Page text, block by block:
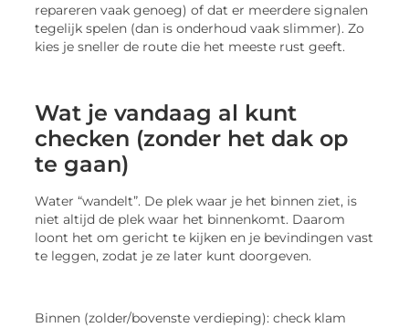
repareren vaak genoeg) of dat er meerdere signalen
tegelijk spelen (dan is onderhoud vaak slimmer). Zo
kies je sneller de route die het meeste rust geeft.
Wat je vandaag al kunt
checken (zonder het dak op
te gaan)
Water “wandelt”. De plek waar je het binnen ziet, is
niet altijd de plek waar het binnenkomt. Daarom
loont het om gericht te kijken en je bevindingen vast
te leggen, zodat je ze later kunt doorgeven.
Binnen (zolder/bovenste verdieping): check klam